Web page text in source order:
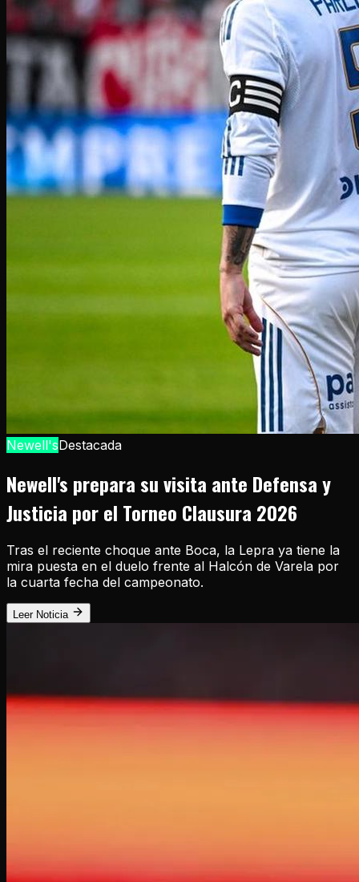
Newell'sDestacada
Newell's prepara su visita ante Defensa y
Justicia por el Torneo Clausura 2026
Tras el reciente choque ante Boca, la Lepra ya tiene la
mira puesta en el duelo frente al Halcón de Varela por
la cuarta fecha del campeonato.
Leer Noticia